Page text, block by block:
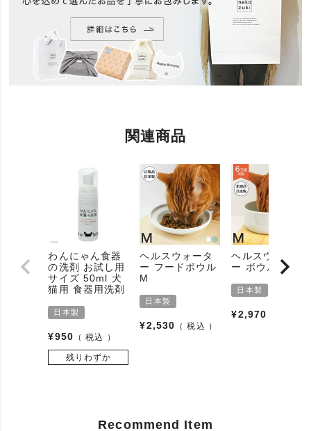
関連商品
わんにゃん食器
の洗剤 お試し用
サイズ 50ml 犬
猫用 食器用洗剤
日本製
¥950 税込
残りわずか
ヘルスウォータ
ー フードボウル
M
日本製
¥2,530 税込
ヘルスウォータ
ー ボウルM
日本製
¥2,970
Recommend Item